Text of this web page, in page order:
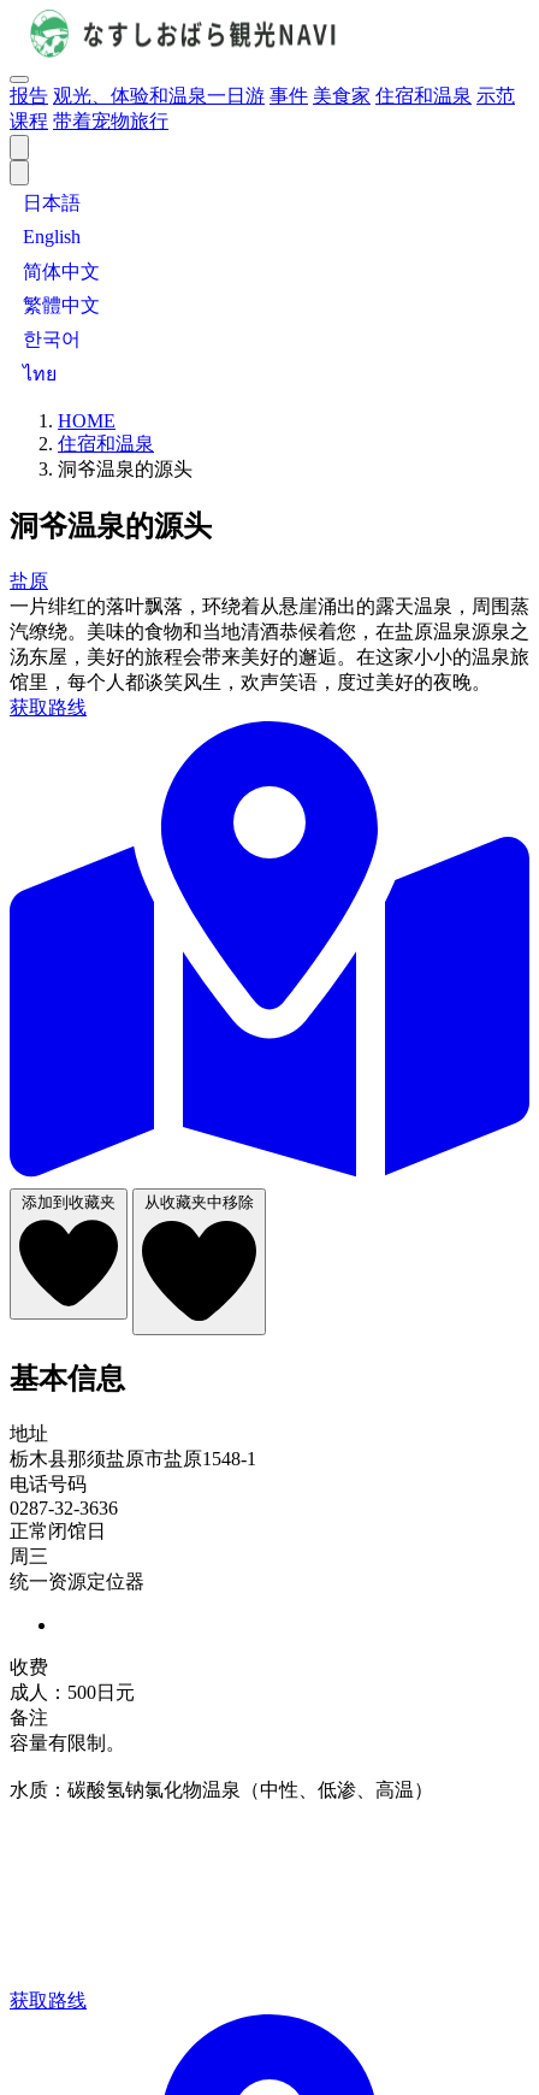
报告 观光、体验和温泉一日游 事件 美食家 住宿和温泉 示范
课程 带着宠物旅行
日本語
English
简体中文
繁體中文
한국어
ไทย
HOME
住宿和温泉
洞爷温泉的源头
洞爷温泉的源头
盐原
一片绯红的落叶飘落，环绕着从悬崖涌出的露天温泉，周围蒸
汽缭绕。美味的食物和当地清酒恭候着您，在盐原温泉源泉之
汤东屋，美好的旅程会带来美好的邂逅。在这家小小的温泉旅
馆里，每个人都谈笑风生，欢声笑语，度过美好的夜晚。
获取路线
添加到收藏夹 从收藏夹中移除
基本信息
地址
栃木县那须盐原市盐原1548-1
电话号码
0287-32-3636
正常闭馆日
周三
统一资源定位器
收费
成人：500日元
备注
容量有限制。
水质：碳酸氢钠氯化物温泉（中性、低渗、高温）
获取路线